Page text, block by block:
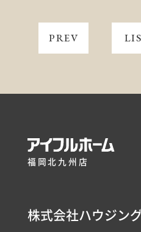
PREV
福岡北九州店
株式会社ハウジン